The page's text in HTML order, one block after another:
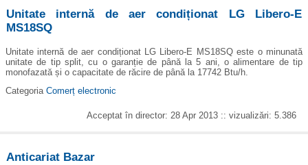
Unitate internă de aer condiționat LG Libero-E
MS18SQ
Unitate internă de aer condiționat LG Libero-E MS18SQ este o minunată
unitate de tip split, cu o garanție de până la 5 ani, o alimentare de tip
monofazată și o capacitate de răcire de până la 17742 Btu/h.
Categoria Comerț electronic
Acceptat în director: 28 Apr 2013 :: vizualizări: 5.386
Anticariat Bazar